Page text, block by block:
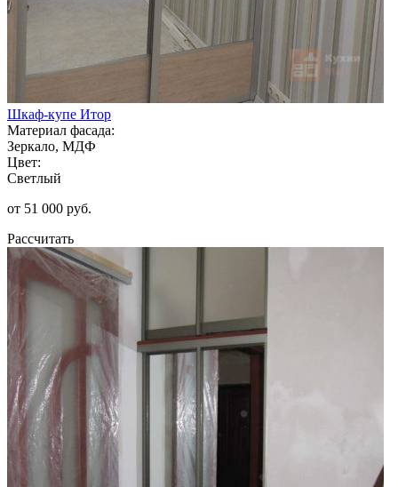
Шкаф-купе Итор
Материал фасада:
Зеркало, МДФ
Цвет:
Светлый
от 51 000 руб.
Рассчитать